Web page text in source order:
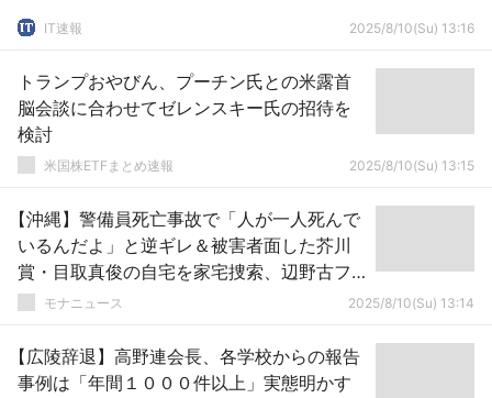
IT速報 2025/8/10(Su) 13:16
トランプおやびん、プーチン氏との米露首
脳会談に合わせてゼレンスキー氏の招待を
検討
米国株ETFまとめ速報 2025/8/10(Su) 13:15
【沖縄】警備員死亡事故で「人が一人死んで
いるんだよ」と逆ギレ＆被害者面した芥川
賞・目取真俊の自宅を家宅捜索、辺野古フ
ェンス損壊疑い
モナニュース 2025/8/10(Su) 13:14
【広陵辞退】高野連会長、各学校からの報告
事例は「年間１０００件以上」実態明かす